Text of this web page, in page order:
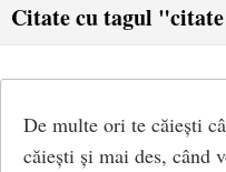
Citate cu tagul
De multe ori te căiești
căiești și mai des, când